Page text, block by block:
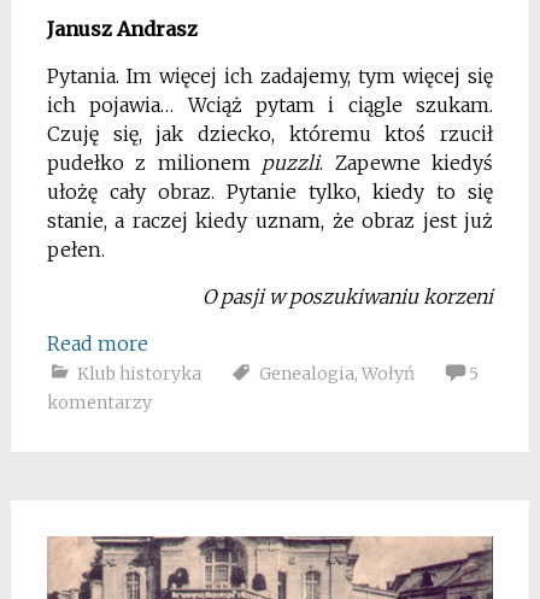
Janusz Andrasz
Pytania. Im więcej ich zadajemy, tym więcej się
ich pojawia… Wciąż pytam i ciągle szukam.
Czuję się, jak dziecko, któremu ktoś rzucił
pudełko z milionem puzzli. Zapewne kiedyś
ułożę cały obraz. Pytanie tylko, kiedy to się
stanie, a raczej kiedy uznam, że obraz jest już
pełen.
O pasji w poszukiwaniu korzeni
Read more
Klub historyka Genealogia, Wołyń
5
komentarzy